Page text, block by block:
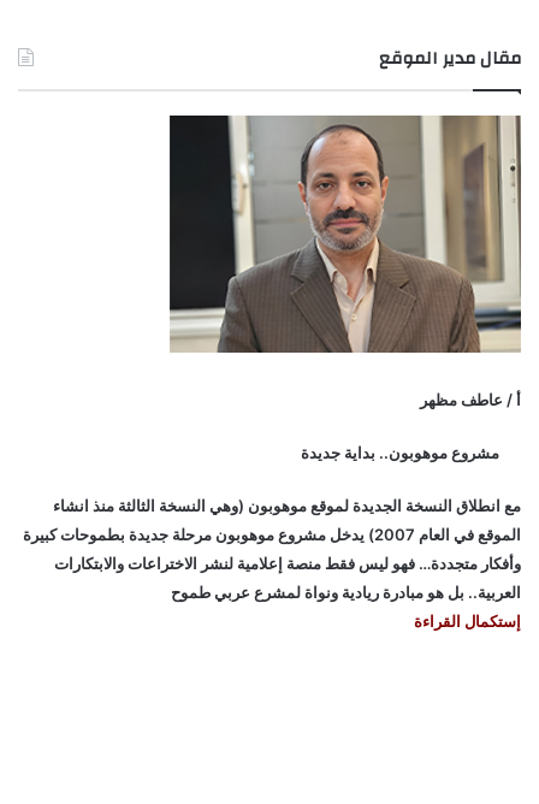
مقال مدير الموقع
أ / عاطف مظهر
مشروع موهوبون.. بداية جديدة
مع انطلاق النسخة الجديدة لموقع موهوبون (وهي النسخة الثالثة منذ انشاء
الموقع في العام 2007) يدخل مشروع موهوبون مرحلة جديدة بطموحات كبيرة
وأفكار متجددة… فهو ليس فقط منصة إعلامية لنشر الاختراعات والابتكارات
العربية.. بل هو مبادرة ريادية ونواة لمشرع عربي طموح
إستكمال القراءة